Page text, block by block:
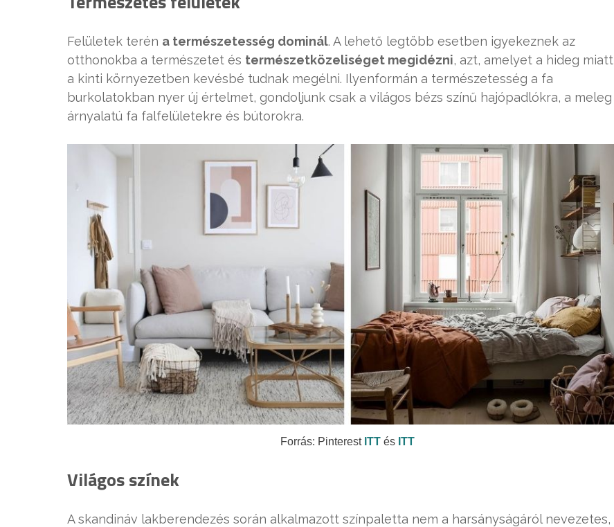
Felületek terén a természetesség dominál. A lehető legtöbb esetben igyekeznek az
otthonokba a természetet és természetközeliséget megidézni, azt, amelyet a hideg miatt
a kinti környezetben kevésbé tudnak megélni. Ilyenformán a természetesség a fa
burkolatokban nyer új értelmet, gondoljunk csak a világos bézs színű hajópadlókra, a meleg
árnyalatú fa falfelületekre és bútorokra.
Forrás: Pinterest ITT és ITT
Világos színek
A skandináv lakberendezés során alkalmazott színpaletta nem a harsányságáról nevezetes,